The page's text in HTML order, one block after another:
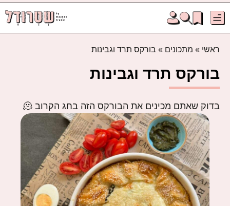
ראשי » מתכונים » בורקס תרד וגבינות
בורקס תרד וגבינות
בדוק שאתם מכינים את הבורקס הזה בחג הקרוב 🫠